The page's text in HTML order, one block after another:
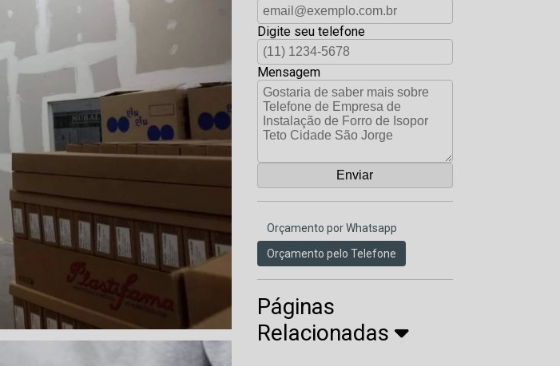
Digite seu telefone
Mensagem
Orçamento por Whatsapp
Orçamento pelo Telefone
Páginas
Relacionadas